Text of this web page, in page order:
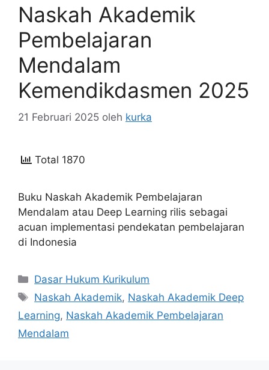
Naskah Akademik
Pembelajaran
Mendalam
Kemendikdasmen 2025
21 Februari 2025 oleh kurka
Total 1870
Buku Naskah Akademik Pembelajaran
Mendalam atau Deep Learning rilis sebagai
acuan implementasi pendekatan pembelajaran
di Indonesia
Kategori
Dasar Hukum Kurikulum
Tag
Naskah Akademik, Naskah Akademik Deep
Learning, Naskah Akademik Pembelajaran
Mendalam